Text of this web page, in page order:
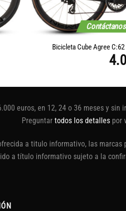
Bicicleta Cube Agree
euros, en 12, 24 o 36 meses y
Preguntar todos los detallespor
a titulo informativo, las
a título informativo sujeto a la